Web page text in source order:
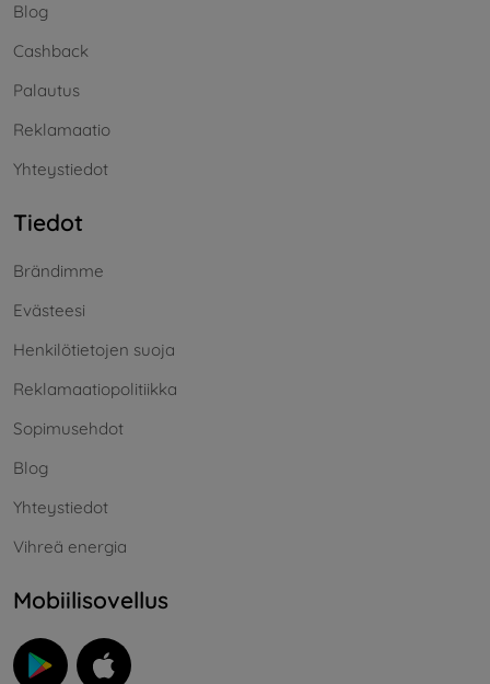
Blog
Cashback
Palautus
Reklamaatio
Yhteystiedot
Tiedot
Brändimme
Evästeesi
Henkilötietojen suoja
Reklamaatiopolitiikka
Sopimusehdot
Blog
Yhteystiedot
Vihreä energia
Mobiilisovellus